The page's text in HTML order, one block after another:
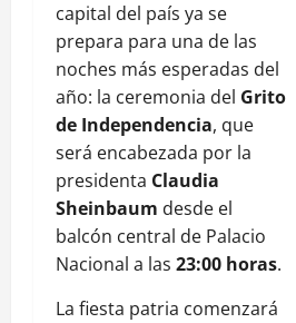
capital del país ya se
prepara para una de las
noches más esperadas del
año: la ceremonia del Grito
de Independencia, que
será encabezada por la
presidenta Claudia
Sheinbaum desde el
balcón central de Palacio
Nacional a las 23:00 horas.
La fiesta patria comenzará